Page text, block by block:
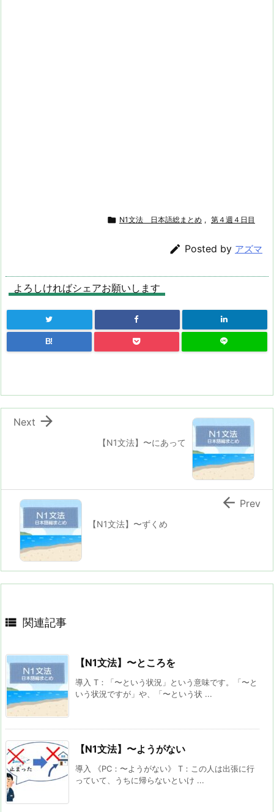
 N1文法 日本語総まとめ , 第４週４日目
 Posted by アズマ
よろしければシェアお願いします
B!
【N1文法】〜にあって

Next
【N1文法】〜ずくめ
 Prev
 関連記事
【N1文法】〜ところを
導入 T：「〜という状況」という意味です。「〜と
いう状況ですが」や、「〜という状 ...
【N1文法】〜ようがない
導入 《PC：〜ようがない》 T：この人は出張に行
っていて、うちに帰らないといけ ...